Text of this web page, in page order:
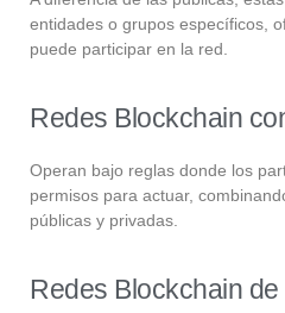
entidades o grupos específicos,
puede participar en la red.
Redes Blockchain
Operan bajo reglas donde los
permisos para actuar,
públicas y privadas.
Redes Blockchain